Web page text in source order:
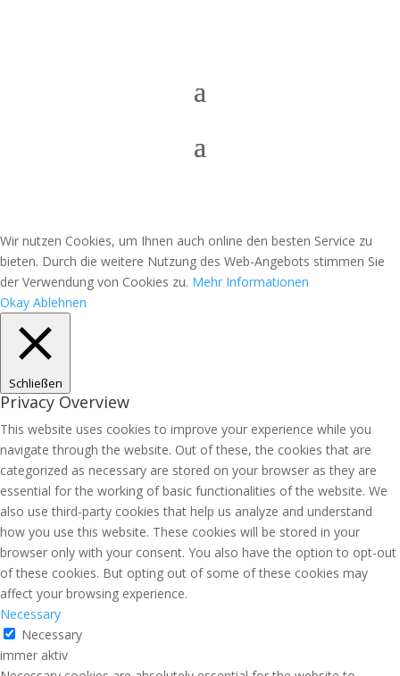
Wir nutzen Cookies, um Ihnen auch online den besten Service zu
bieten. Durch die weitere Nutzung des Web-Angebots stimmen Sie
der Verwendung von Cookies zu. Mehr Informationen
Okay Ablehnen
Schließen
Privacy Overview
This website uses cookies to improve your experience while you
navigate through the website. Out of these, the cookies that are
categorized as necessary are stored on your browser as they are
essential for the working of basic functionalities of the website. We
also use third-party cookies that help us analyze and understand
how you use this website. These cookies will be stored in your
browser only with your consent. You also have the option to opt-out
of these cookies. But opting out of some of these cookies may
affect your browsing experience.
Necessary
Necessary
immer aktiv